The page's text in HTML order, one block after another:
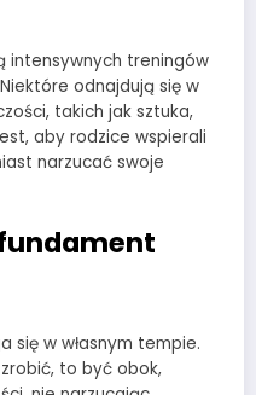
intensywnych treningów
odnajdują się w
takich jak sztuka,
aby rodzice wspierali
narzucać swoje
się w własnym tempie.
to być obok,